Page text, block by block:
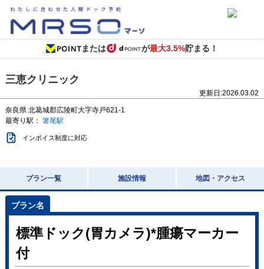
または が最大3.5%貯まる！
三恵クリニック
更新日:2026.03.02
奈良県 北葛城郡広陵町大字寺戸621-1
最寄り駅： 箸尾駅
インボイス制度に対応
プラン一覧 施設情報 地図・アクセス
標準ドック(胃カメラ)*腫瘍マーカー
付